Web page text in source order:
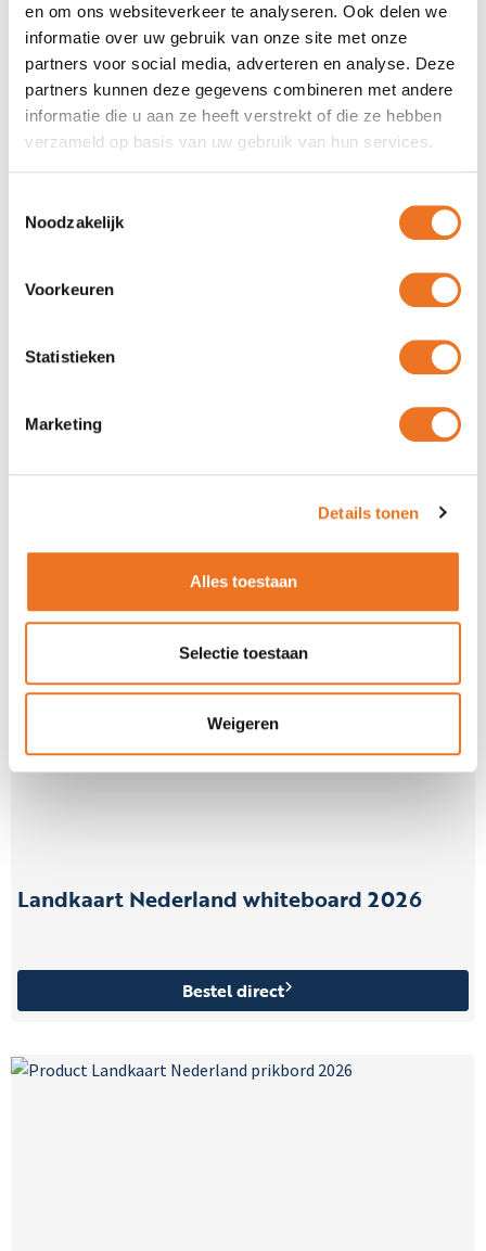
en om ons websiteverkeer te analyseren. Ook delen we
informatie over uw gebruik van onze site met onze
partners voor social media, adverteren en analyse. Deze
partners kunnen deze gegevens combineren met andere
informatie die u aan ze heeft verstrekt of die ze hebben
verzameld op basis van uw gebruik van hun services.
Noodzakelijk
Voorkeuren
Statistieken
Marketing
Details tonen
Alles toestaan
Selectie toestaan
Weigeren
Bij Plaatprinten.nl helpen we je graag bij het maken van de
juiste keuze. Al onzelandkaartenzijn van hoge kwaliteit en
volledig up-to-date anno 2025. Neem vandaag
nogcontact met ons op voor meer informatie of bestel direct
jouw perfecte landkaart!
Bijbehorende producten
Landkaart Nederland op fotobehang 2026
Bestel direct
Landkaart Nederland whiteboard 2026
Bestel direct